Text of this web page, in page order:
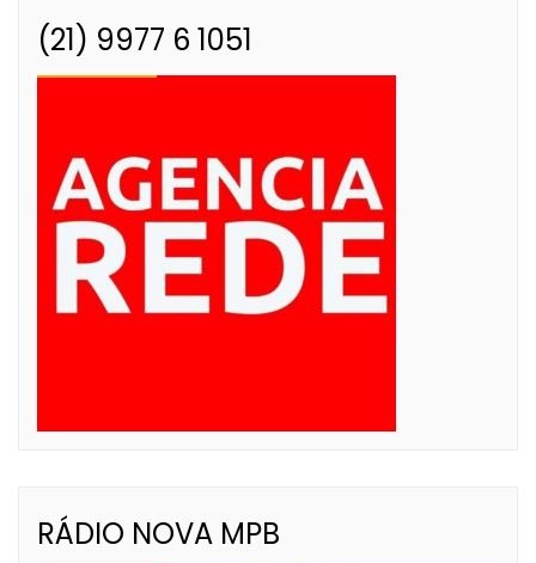
(21) 9977 6 1051
RÁDIO NOVA MPB